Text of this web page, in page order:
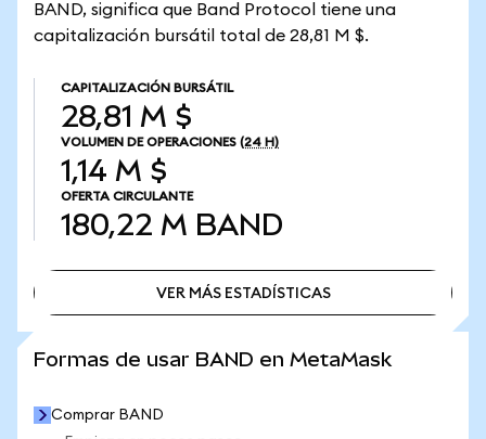
BAND, significa que Band Protocol tiene una
capitalización bursátil total de 28,81 M $.
CAPITALIZACIÓN BURSÁTIL
28,81 M $
VOLUMEN DE OPERACIONES (24 H)
1,14 M $
OFERTA CIRCULANTE
180,22 M BAND
VER MÁS ESTADÍSTICAS
Formas de usar BAND en MetaMask
Comprar BAND